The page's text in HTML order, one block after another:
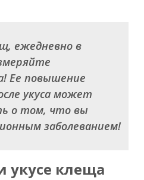
ежедневно в
Ее повышение
укуса может
о том, что вы
заболеванием!
клеща